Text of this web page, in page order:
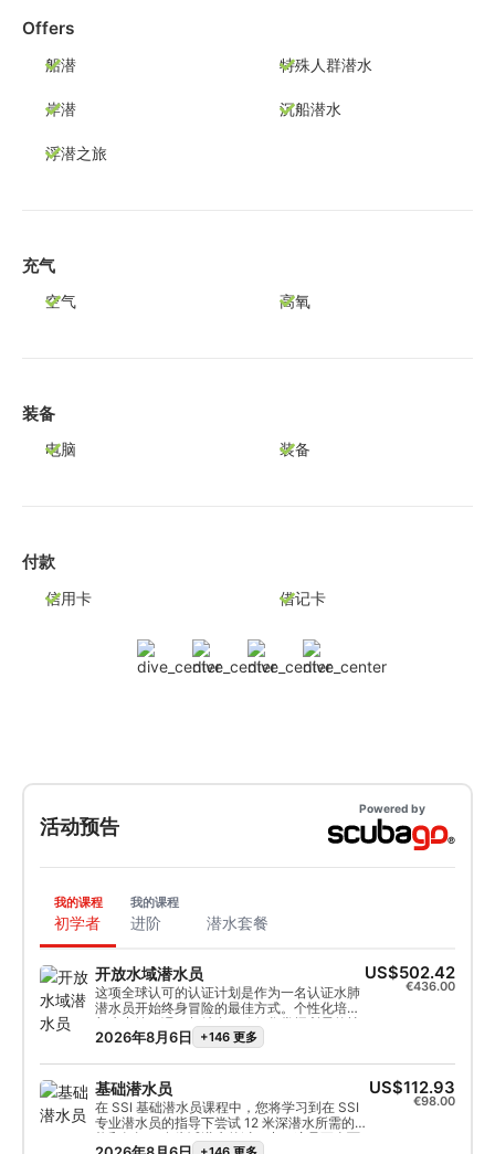
Offers
船潜 特殊人群潜水
岸潜 沉船潜水
浮潜之旅
充气
空气 高氧
装备
电脑 装备
付款
信用卡 借记卡
活动预告
Powered by
我的课程
初学者
我的课程
进阶 潜水套餐
开放水域潜水员
这项全球认可的认证计划是作为一名认证水肺
潜水员开始终身冒险的最佳方式。个性化培训
与水中练习课程相结合，确保您掌握所需的技
能和经验，在水下真正做到游刃有余。您将获
2026年8月6日 +146 更多
US$502.42
€436.00
基础潜水员
在 SSI 基础潜水员课程中，您将学习到在 SSI
专业潜水员的指导下尝试 12 米深潜水所需的技
能和知识。在尝试潜水的过程中，这是更全面
US$112.93
€98.00